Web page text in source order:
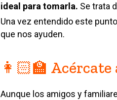
ideal para tomarla. Se trata
Una vez entendido este
que nos ayuden.
👩🏻‍🏫
Aunque los amigos y